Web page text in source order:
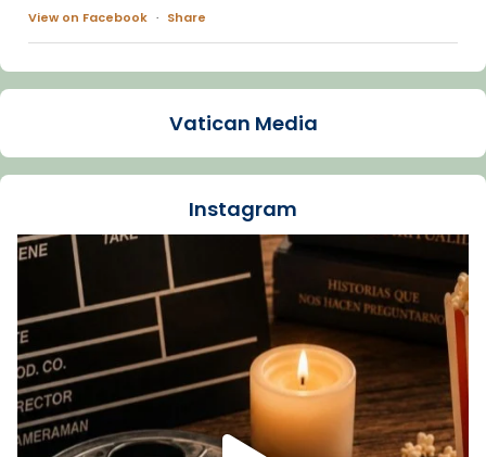
View on Facebook · Share
Arquebisbat de Barcelona
La Carmina va patir depressió. Fa gairebé
dos mesos, a l'Estadi Lluís Companys, la
Recupera l'entrevista comp
Vatican
tican News 👇
www.vaticannews.va/es/iglesia/news/2026-
07/carmina-historia-depresion-papa-viaje-
espana-testimoni...
Foto
View on Facebook · Share
Vatican Media
Instagram